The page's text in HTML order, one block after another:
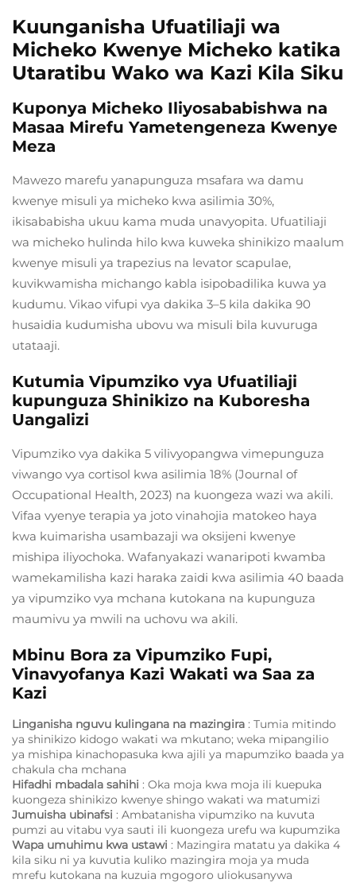
Kuunganisha Ufuatiliaji wa
Micheko Kwenye Micheko katika
Utaratibu Wako wa Kazi Kila Siku
Kuponya Micheko Iliyosababishwa na
Masaa Mirefu Yametengeneza Kwenye
Meza
Mawezo marefu yanapunguza msafara wa damu
kwenye misuli ya micheko kwa asilimia 30%,
ikisababisha ukuu kama muda unavyopita. Ufuatiliaji
wa micheko hulinda hilo kwa kuweka shinikizo maalum
kwenye misuli ya trapezius na levator scapulae,
kuvikwamisha michango kabla isipobadilika kuwa ya
kudumu. Vikao vifupi vya dakika 3–5 kila dakika 90
husaidia kudumisha ubovu wa misuli bila kuvuruga
utataaji.
Kutumia Vipumziko vya Ufuatiliaji
kupunguza Shinikizo na Kuboresha
Uangalizi
Vipumziko vya dakika 5 vilivyopangwa vimepunguza
viwango vya cortisol kwa asilimia 18% (Journal of
Occupational Health, 2023) na kuongeza wazi wa akili.
Vifaa vyenye terapia ya joto vinahojia matokeo haya
kwa kuimarisha usambazaji wa oksijeni kwenye
mishipa iliyochoka. Wafanyakazi wanaripoti kwamba
wamekamilisha kazi haraka zaidi kwa asilimia 40 baada
ya vipumziko vya mchana kutokana na kupunguza
maumivu ya mwili na uchovu wa akili.
Mbinu Bora za Vipumziko Fupi,
Vinavyofanya Kazi Wakati wa Saa za
Kazi
Linganisha nguvu kulingana na mazingira : Tumia mitindo
ya shinikizo kidogo wakati wa mkutano; weka mipangilio
ya mishipa kinachopasuka kwa ajili ya mapumziko baada ya
chakula cha mchana
Hifadhi mbadala sahihi : Oka moja kwa moja ili kuepuka
kuongeza shinikizo kwenye shingo wakati wa matumizi
Jumuisha ubinafsi : Ambatanisha vipumziko na kuvuta
pumzi au vitabu vya sauti ili kuongeza urefu wa kupumzika
Wapa umuhimu kwa ustawi : Mazingira matatu ya dakika 4
kila siku ni ya kuvutia kuliko mazingira moja ya muda
mrefu kutokana na kuzuia mgogoro uliokusanywa